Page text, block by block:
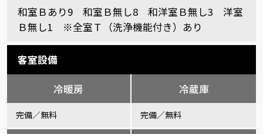
和室Ｂあり9 和室Ｂ無し8 和洋室Ｂ無し3 洋室
Ｂ無し1 ※全室Ｔ（洗浄機能付き）あり
客室設備
冷暖房
完備／無料
冷蔵庫
完備／無料